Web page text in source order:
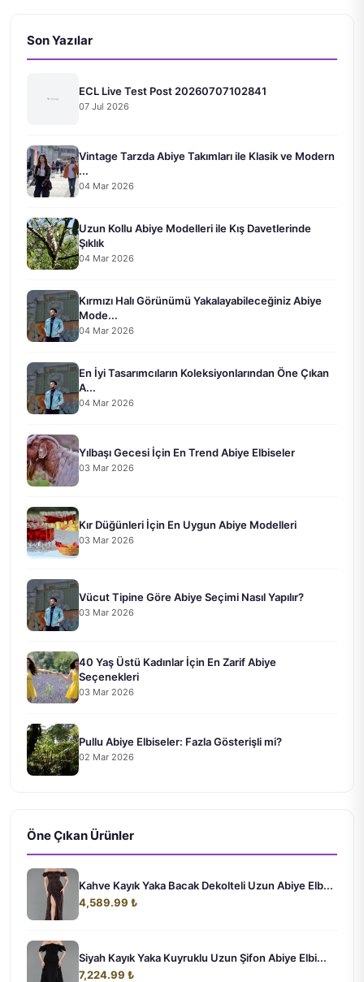
Son Yazılar
ECL Live Test Post 20260707102841
07 Jul 2026
Vintage Tarzda Abiye Takımları ile Klasik ve Modern
...
04 Mar 2026
Uzun Kollu Abiye Modelleri ile Kış Davetlerinde
Şıklık
04 Mar 2026
Kırmızı Halı Görünümü Yakalayabileceğiniz Abiye
Mode...
04 Mar 2026
En İyi Tasarımcıların Koleksiyonlarından Öne Çıkan
A...
04 Mar 2026
Yılbaşı Gecesi İçin En Trend Abiye Elbiseler
03 Mar 2026
Kır Düğünleri İçin En Uygun Abiye Modelleri
03 Mar 2026
Vücut Tipine Göre Abiye Seçimi Nasıl Yapılır?
03 Mar 2026
40 Yaş Üstü Kadınlar İçin En Zarif Abiye
Seçenekleri
03 Mar 2026
Pullu Abiye Elbiseler: Fazla Gösterişli mi?
02 Mar 2026
Öne Çıkan Ürünler
Kahve Kayık Yaka Bacak Dekolteli Uzun Abiye Elb...
4,589.99 ₺
Siyah Kayık Yaka Kuyruklu Uzun Şifon Abiye Elbi...
7,224.99 ₺